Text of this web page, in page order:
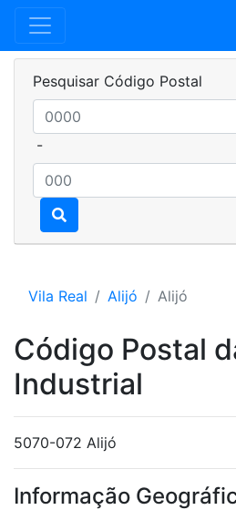
Pesquisar Código Postal
-
Vila Real Alijó Alijó
Código Postal
Industrial
5070-072 Alijó
Informação